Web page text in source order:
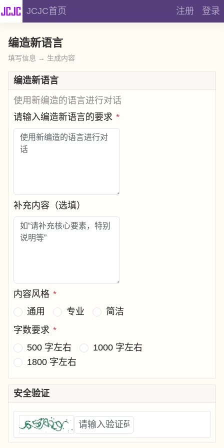
JCJC首页 注册 登录
编造新语言
填写信息 → 生成内容
编造新语言
使用新编造的语言进行对话
请输入编造新语言的要求 *
补充内容（选填）
内容风格 *
通用
专业
简洁
字数要求 *
500 字左右
1000 字左右
1800 字左右
安全验证